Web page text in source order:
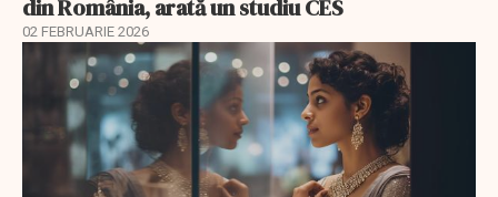
din România, arată un studiu CES
02 FEBRUARIE 2026